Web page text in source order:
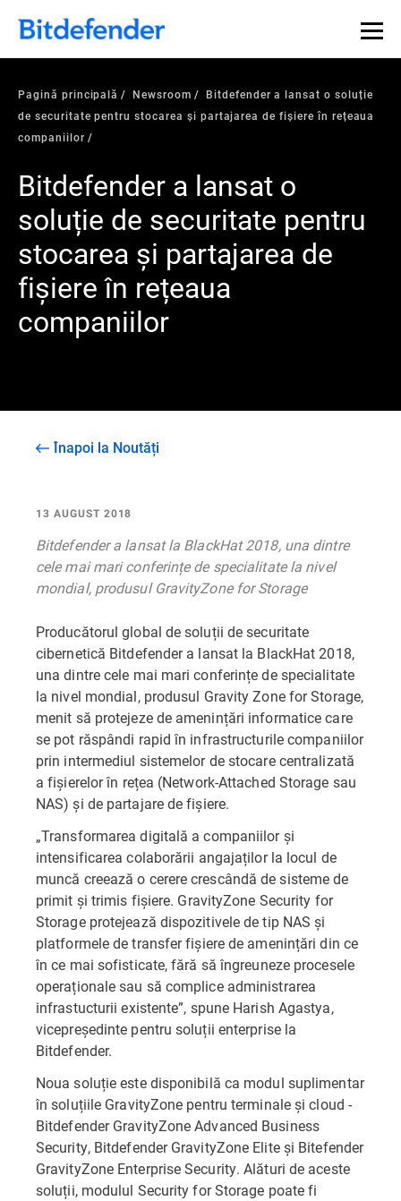
Pagină principală Newsroom
Bitdefender a lansat o soluție
de securitate pentru stocarea și partajarea de fișiere în rețeaua
companiilor
Bitdefender a lansat o
soluție de securitate pentru
stocarea și partajarea de
fișiere în rețeaua
companiilor
Înapoi la Noutăți
13 AUGUST 2018
Bitdefender a lansat la BlackHat 2018, una dintre
cele mai mari conferințe de specialitate la nivel
mondial, produsul GravityZone for Storage
Producătorul global de soluții de securitate
cibernetică Bitdefender a lansat la BlackHat 2018,
una dintre cele mai mari conferințe de specialitate
la nivel mondial, produsul Gravity Zone for Storage,
menit să protejeze de amenințări informatice care
se pot răspândi rapid în infrastructurile companiilor
prin intermediul sistemelor de stocare centralizată
a fișierelor în rețea (Network-Attached Storage sau
NAS) și de partajare de fișiere.
„Transformarea digitală a companiilor și
intensificarea colaborării angajaților la locul de
muncă creează o cerere crescândă de sisteme de
primit și trimis fișiere. GravityZone Security for
Storage protejează dispozitivele de tip NAS și
platformele de transfer fișiere de amenințări din ce
în ce mai sofisticate, fără să îngreuneze procesele
operaționale sau să complice administrarea
infrastucturii existente”, spune Harish Agastya,
vicepreședinte pentru soluții enterprise la
Bitdefender.
Noua soluție este disponibilă ca modul suplimentar
în soluțiile GravityZone pentru terminale și cloud -
Bitdefender GravityZone Advanced Business
Security, Bitdefender GravityZone Elite și Bitefender
GravityZone Enterprise Security. Alături de aceste
soluții, modulul Security for Storage poate fi